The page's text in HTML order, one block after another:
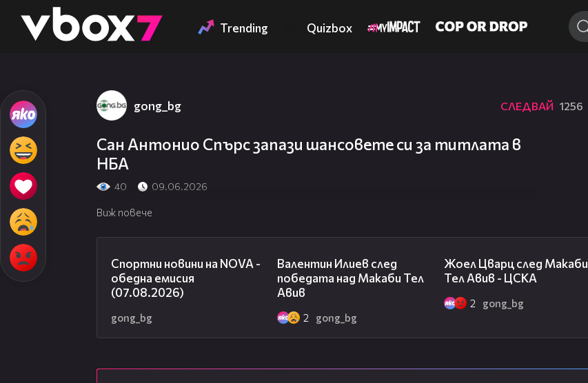
👾 Trending Quizbox
gong_bg СЛЕДВАЙ 1256
Сан Антонио Спърс запази шансовете си за титлата в
НБА
40 09.06.2026
Виж повече
Спортни новини на NOVA -
обедна емисия
(07.08.2026)
gong_bg
Валентин Илиев след
победата над Макаби Тел
Авив
2 gong_bg
Жоел Цварц след Макаби
Тел Авив - ЦСКА
2 gong_bg